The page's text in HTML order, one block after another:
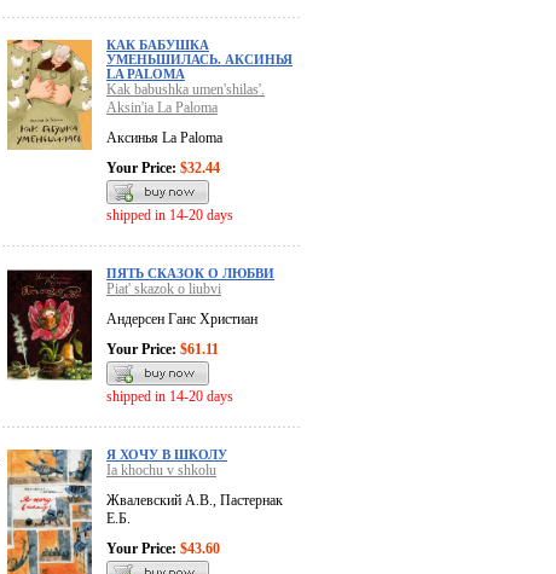
КАК БАБУШКА
УМЕНЬШИЛАСЬ. АКСИНЬЯ
LA PALOMA
Kak babushka umen'shilas'.
Aksin'ia La Paloma
Аксинья La Paloma
Your Price: $32.44
shipped in 14-20 days
ПЯТЬ СКАЗОК О ЛЮБВИ
Piat' skazok o liubvi
Андерсен Ганс Христиан
Your Price: $61.11
shipped in 14-20 days
Я ХОЧУ В ШКОЛУ
Ia khochu v shkolu
Жвалевский А.В., Пастернак
Е.Б.
Your Price: $43.60